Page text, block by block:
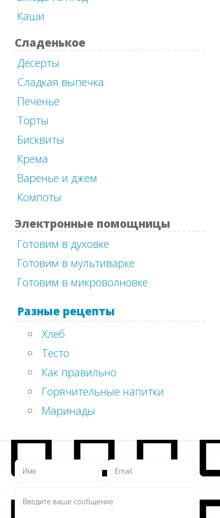
Каши
Сладенькое
Десерты
Сладкая выпечка
Печенье
Торты
Бисквиты
Крема
Варенье и джем
Компоты
Электронные помощницы
Готовим в духовке
Готовим в мультиварке
Готовим в микроволновке
Разные рецепты
Хлеб
Тесто
Как правильно
Горячительные напитки
Маринады